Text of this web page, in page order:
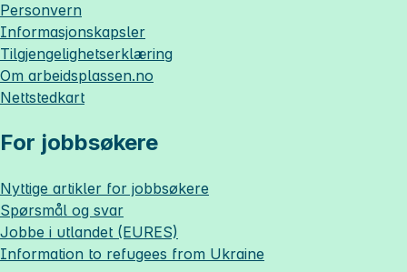
Personvern
Informasjonskapsler
Tilgjengelighetserklæring
Om arbeidsplassen.no
Nettstedkart
For jobbsøkere
Nyttige artikler for jobbsøkere
Spørsmål og svar
Jobbe i utlandet (EURES)
Information to refugees from Ukraine